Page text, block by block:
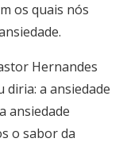
os quais nós
Hernandes
diria: a ansiedade
ansiedade
o sabor da